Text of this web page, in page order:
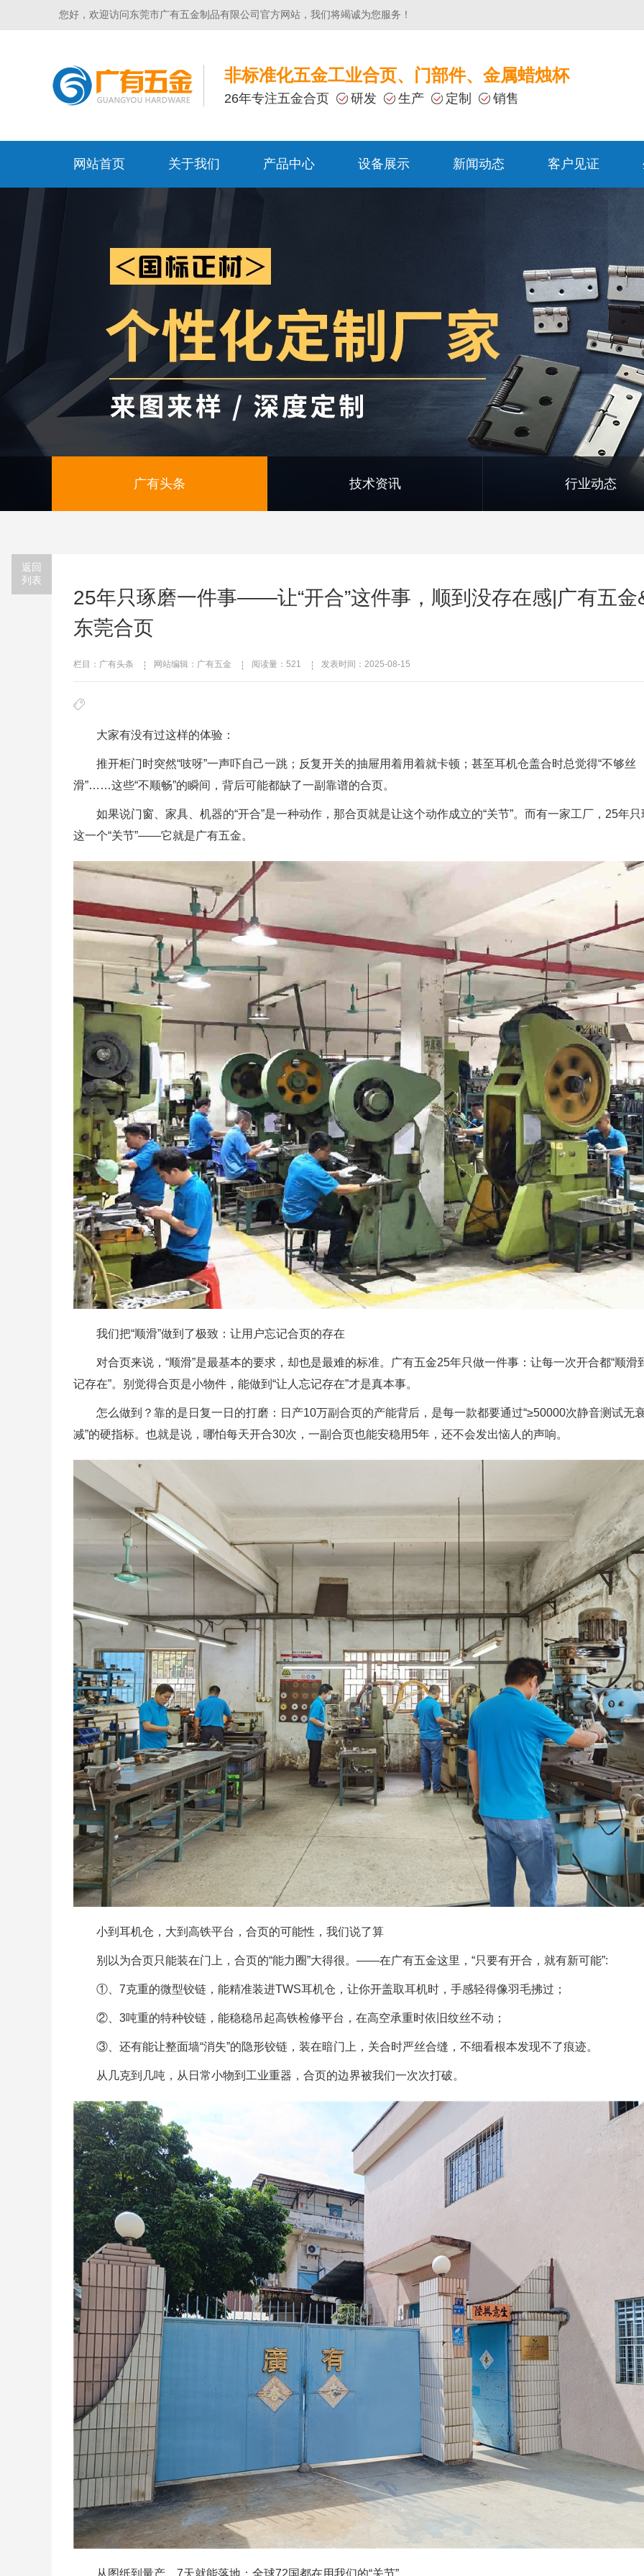
您好，欢迎访问东莞市广有五金制品有限公司官方网站，我们将竭诚为您服务！
非标准化五金工业合页、门部件、金属蜡烛杯
26年专注五金合页 研发 生产 定制 销售
网站首页 关于我们 产品中心 设备展示 新闻动态 客户见证
广有头条 技术资讯 行业动态
返回
列表
25年只琢磨一件事——让“开合”这件事，顺到没存在感|广有五金
东莞合页
栏目：广有头条 网站编辑：广有五金 阅读量：521 发表时间：2025-08-15
大家有没有过这样的体验：
推开柜门时突然“吱呀”一声吓自己一跳；反复开关的抽屉用着用着就卡顿；甚至耳机仓盖合时总觉得“不够丝
滑”……这些“不顺畅”的瞬间，背后可能都缺了一副靠谱的合页。
如果说门窗、家具、机器的“开合”是一种动作，那合页就是让这个动作成立的“关节”。而有一家工厂，25年只
这一个“关节”——它就是广有五金。
我们把“顺滑”做到了极致：让用户忘记合页的存在
对合页来说，“顺滑”是最基本的要求，却也是最难的标准。 广有五金25年只做一件事：让每一次开合都“顺滑
记存在”。别觉得合页是小物件，能做到“让人忘记存在”才是真本事。
怎么做到？靠的是日复一日的打磨：日产10万副合页的产能背后，是每一款都要通过“≥50000次静音测试无
减”的硬指标。也就是说，哪怕每天开合30次，一副合页也能安稳用5年，还不会发出恼人的声响。
小到耳机仓，大到高铁平台，合页的可能性，我们说了算
别以为合页只能装在门上，合页的“能力圈”大得很。——在广有五金这里，“只要有开合，就有新可能”:
①、7克重的微型铰链，能精准装进TWS耳机仓，让你开盖取耳机时，手感轻得像羽毛拂过；
②、3吨重的特种铰链，能稳稳吊起高铁检修平台，在高空承重时依旧纹丝不动；
③、还有能让整面墙“消失”的隐形铰链，装在暗门上，关合时严丝合缝，不细看根本发现不了痕迹。
从几克到几吨，从日常小物到工业重器，合页的边界被我们一次次打破。
从图纸到量产，7天就能落地：全球72国都在用我们的“关节”